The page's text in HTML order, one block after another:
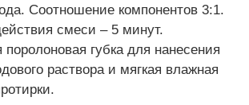
Соотношение компонентов 3:1.
смеси – 5 минут.
поролоновая губка для нанесения
раствора и мягкая влажная